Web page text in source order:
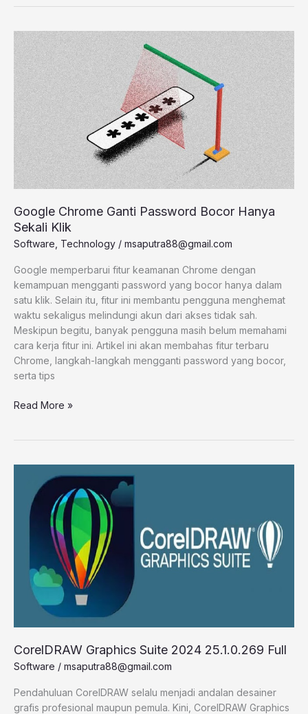
Google Chrome Ganti Password Bocor Hanya
Sekali Klik
Software Technology / msaputra88@gmail.com
Google memperbarui fitur keamanan Chrome dengan
kemampuan mengganti password yang bocor hanya dalam
satu klik. Selain itu, fitur ini membantu pengguna menghemat
waktu sekaligus melindungi akun dari akses tidak sah.
Meskipun begitu, banyak pengguna masih belum memahami
cara kerja fitur ini. Artikel ini akan membahas fitur terbaru
Chrome, langkah-langkah mengganti password yang bocor,
serta tips
Google
Chrome
Ganti
Password
Bocor
Hanya
Sekali
Klik
Read More »
CorelDRAW Graphics Suite 2024 25.1.0.269 Full
Software / msaputra88@gmail.com
Pendahuluan CorelDRAW selalu menjadi andalan desainer
grafis profesional maupun pemula. Kini, CorelDRAW Graphics
Graphics
Suite
2024
25.1.0.269